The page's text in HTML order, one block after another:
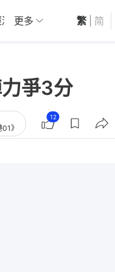
01深圳 觀點
更多 繁 简
爭3分
》
12